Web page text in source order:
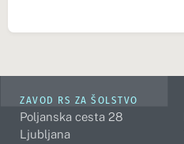
ZAVOD RS ZA ŠOLSTVO
Poljanska cesta 28
Ljubljana